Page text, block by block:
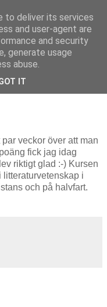
veckor över att man
fick jag idag
riktigt glad :-) Kursen
litteraturvetenskap i
och på halvfart.
to deliver its services
and user-agent are
and security
generate usage
abuse.
IT